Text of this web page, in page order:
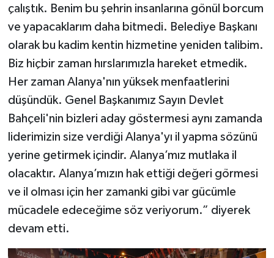
çalıştık. Benim bu şehrin insanlarına gönül borcum
ve yapacaklarım daha bitmedi. Belediye Başkanı
olarak bu kadim kentin hizmetine yeniden talibim.
Biz hiçbir zaman hırslarımızla hareket etmedik.
Her zaman Alanya'nın yüksek menfaatlerini
düşündük. Genel Başkanımız Sayın Devlet
Bahçeli'nin bizleri aday göstermesi aynı zamanda
liderimizin size verdiği Alanya'yı il yapma sözünü
yerine getirmek içindir. Alanya’mız mutlaka il
olacaktır. Alanya’mızın hak ettiği değeri görmesi
ve il olması için her zamanki gibi var gücümle
mücadele edeceğime söz veriyorum.” diyerek
devam etti.